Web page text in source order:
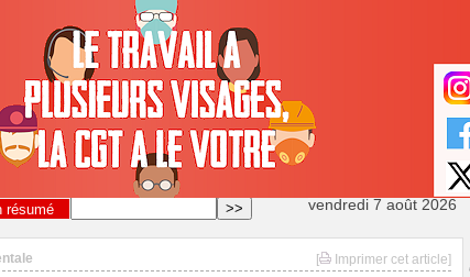
résumé vendredi 7 août 2026
[ Imprimer cet article]